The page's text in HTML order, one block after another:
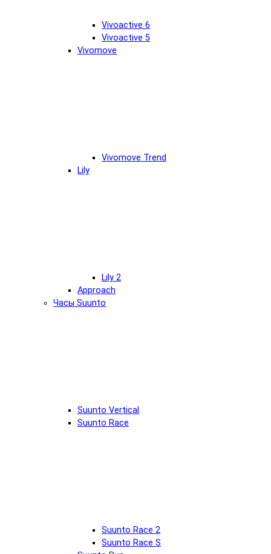
Vivoactive 6
Vivoactive 5
Vivomove
Vivomove Trend
Lily
Lily 2
Approach
Часы Suunto
Suunto Vertical
Suunto Race
Suunto Race 2
Suunto Race S